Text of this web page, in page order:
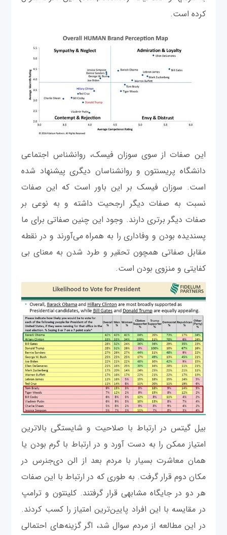
کرده است.
این صفات از سوی سوزان فیسک، روانشناس اجتماعی
دانشگاه پریسنتون و روانشناسان دیگری پیشنهاد شده
است. سوزان فیسک بر این باور است که این صفات
نسبت به صفات دیگر ارجحیت داشته و به نوعی بر
صفات دیگر برتری دارند. وجود این چنین صفاتی برای ما
پسندیده بودن و وفاداری را به همراه می‌آورند و در نقطه
مقابل صفاتی همچون تحقیر و طرد شدن به معنای بی
کفایتی و منزوی بودن است.
بیل گیتس در ارتباط با صلاحیت و شایستگی بالاترین
امتیاز ممکن را به دست آورد و در ارتباط با گرم بودن یا
همان معاشرت بسیار با مردم بعد از الن دی‌جنرس در
مکان دوم قرار گرفت. به طوری که در ارتباط با این صفات
هر دو در جایگاه مشابهی قرار گرفتند. کلینتون و ترامپ
در مقایسه با این افراد پایین‌ترین امتیاز را کسب کردند.
در این مطالعه از مردم سوال شد، اگر گزینه‌های احتمالی